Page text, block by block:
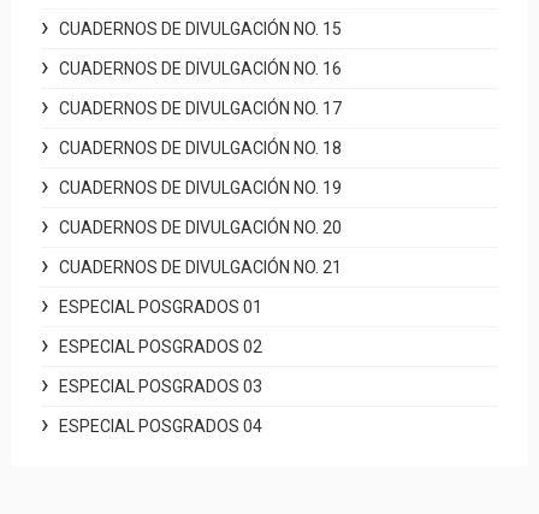
CUADERNOS DE DIVULGACIÓN NO. 15
CUADERNOS DE DIVULGACIÓN NO. 16
CUADERNOS DE DIVULGACIÓN NO. 17
CUADERNOS DE DIVULGACIÓN NO. 18
CUADERNOS DE DIVULGACIÓN NO. 19
CUADERNOS DE DIVULGACIÓN NO. 20
CUADERNOS DE DIVULGACIÓN NO. 21
ESPECIAL POSGRADOS 01
ESPECIAL POSGRADOS 02
ESPECIAL POSGRADOS 03
ESPECIAL POSGRADOS 04